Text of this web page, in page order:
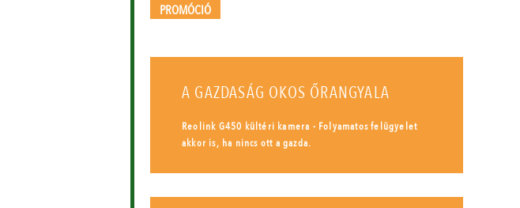
PROMÓCIÓ
A GAZDASÁG OKOS ŐRANGYALA
Reolink G450 kültéri kamera - Folyamatos felügyelet
akkor is, ha nincs ott a gazda.